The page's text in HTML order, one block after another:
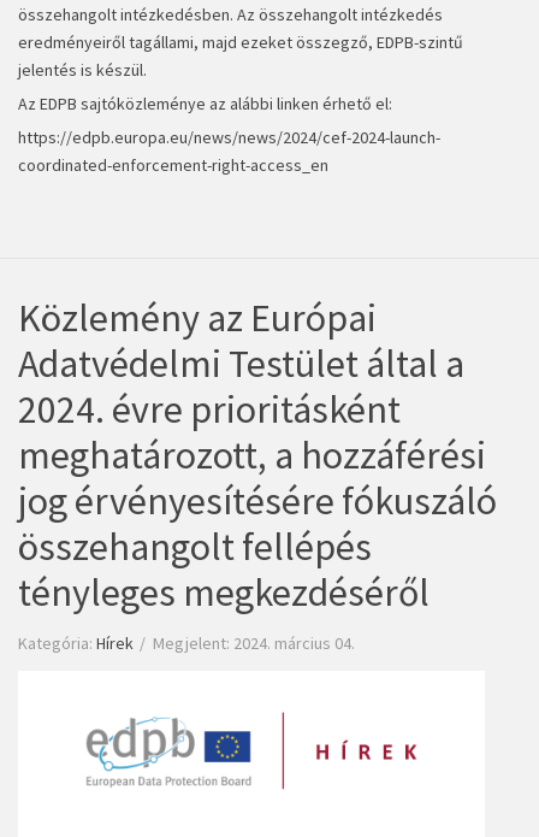
összehangolt intézkedésben. Az összehangolt intézkedés
eredményeiről tagállami, majd ezeket összegző, EDPB-szintű
jelentés is készül.
Az EDPB sajtóközleménye az alábbi linken érhető el:
https://edpb.europa.eu/news/news/2024/cef-2024-launch-
coordinated-enforcement-right-access_en
Közlemény az Európai
Adatvédelmi Testület által a
2024. évre prioritásként
meghatározott, a hozzáférési
jog érvényesítésére fókuszáló
összehangolt fellépés
tényleges megkezdéséről
Kategória: Hírek Megjelent: 2024. március 04.